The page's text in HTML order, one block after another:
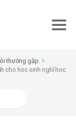
thường gặp
cho học sinh nghỉ học